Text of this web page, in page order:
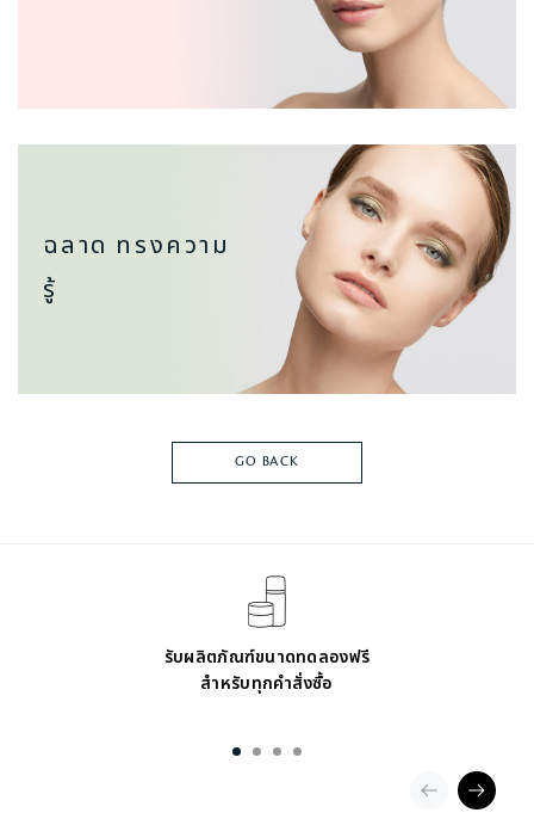
ฉลาด ทรงความ
รู้
GO BACK
รับผลิตภัณฑ์ขนาดทดลองฟรี
สำหรับทุกคำสั่งซื้อ